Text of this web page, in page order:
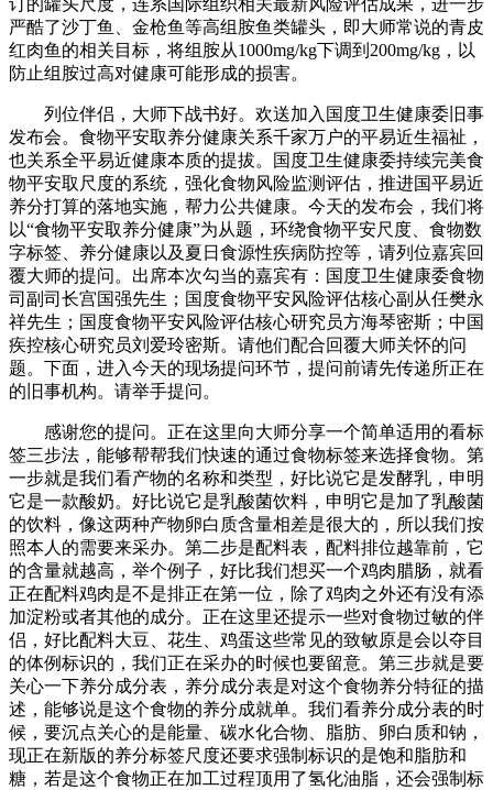
订的罐头尺度，连系国际组织相关最新风险评估成果，进一步
严酷了沙丁鱼、金枪鱼等高组胺鱼类罐头，即大师常说的青皮
红肉鱼的相关目标，将组胺从1000mg/kg下调到200mg/kg，以
防止组胺过高对健康可能形成的损害。
列位伴侣，大师下战书好。欢送加入国度卫生健康委旧事
发布会。食物平安取养分健康关系千家万户的平易近生福祉，
也关系全平易近健康本质的提拔。国度卫生健康委持续完美食
物平安取尺度的系统，强化食物风险监测评估，推进国平易近
养分打算的落地实施，帮力公共健康。今天的发布会，我们将
以“食物平安取养分健康”为从题，环绕食物平安尺度、食物数
字标签、养分健康以及夏日食源性疾病防控等，请列位嘉宾回
覆大师的提问。出席本次勾当的嘉宾有：国度卫生健康委食物
司副司长宫国强先生；国度食物平安风险评估核心副从任樊永
祥先生；国度食物平安风险评估核心研究员方海琴密斯；中国
疾控核心研究员刘爱玲密斯。请他们配合回覆大师关怀的问
题。下面，进入今天的现场提问环节，提问前请先传递所正在
的旧事机构。请举手提问。
感谢您的提问。正在这里向大师分享一个简单适用的看标
签三步法，能够帮帮我们快速的通过食物标签来选择食物。第
一步就是我们看产物的名称和类型，好比说它是发酵乳，申明
它是一款酸奶。好比说它是乳酸菌饮料，申明它是加了乳酸菌
的饮料，像这两种产物卵白质含量相差是很大的，所以我们按
照本人的需要来采办。第二步是配料表，配料排位越靠前，它
的含量就越高，举个例子，好比我们想买一个鸡肉腊肠，就看
正在配料鸡肉是不是排正在第一位，除了鸡肉之外还有没有添
加淀粉或者其他的成分。正在这里还提示一些对食物过敏的伴
侣，好比配料大豆、花生、鸡蛋这些常见的致敏原是会以夺目
的体例标识的，我们正在采办的时候也要留意。第三步就是要
关心一下养分成分表，养分成分表是对这个食物养分特征的描
述，能够说是这个食物的养分成就单。我们看养分成分表的时
候，要沉点关心的是能量、碳水化合物、脂肪、卵白质和钠，
现正在新版的养分标签尺度还要求强制标识的是饱和脂肪和
糖，若是这个食物正在加工过程顶用了氢化油脂，还会强制标